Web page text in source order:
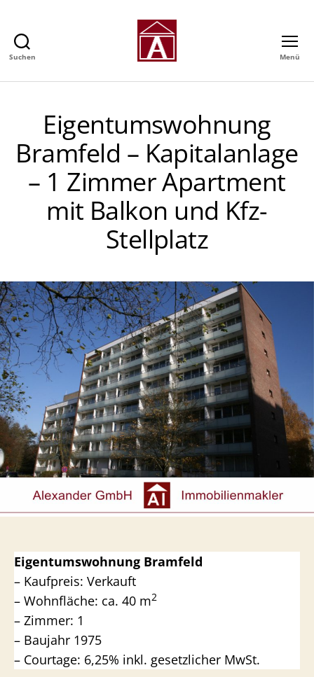
Suchen
GmbH
Immobilienmakler
in
Hamburg
Menü
Eigentumswohnung
Bramfeld – Kapitalanlage
– 1 Zimmer Apartment
mit Balkon und Kfz-
Stellplatz
Eigentumswohnung Bramfeld
– Kaufpreis: Verkauft
– Wohnfläche: ca. 40 m2
– Zimmer: 1
– Baujahr 1975
– Courtage: 6,25% inkl. gesetzlicher MwSt.